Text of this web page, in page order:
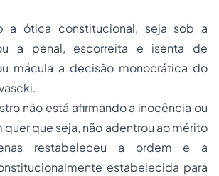
a ótica constitucional, seja sob a
a penal, escorreita e isenta de
mácula a decisão monocrática do
não está afirmando a inocência ou
que seja, não adentrou ao mérito
restabeleceu a ordem e a
estabelecida para